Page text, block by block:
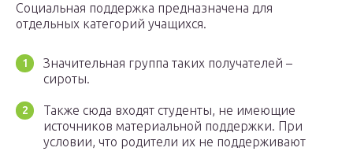
Социальная поддержка предназначена для
отдельных категорий учащихся.
Значительная группа таких получателей –
сироты.
Также сюда входят студенты, не имеющие
источников материальной поддержки. При
условии, что родители их не поддерживают